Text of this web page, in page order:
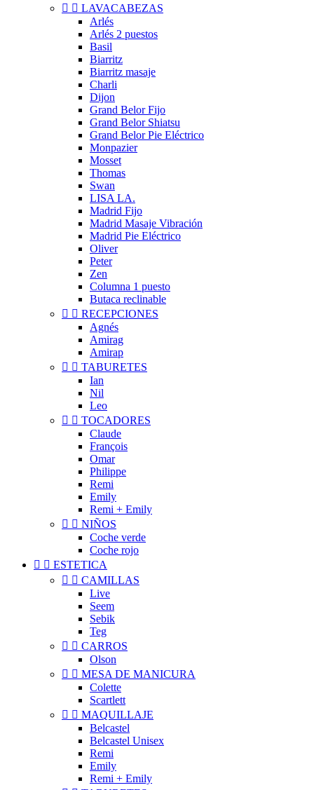
  LAVACABEZAS
Arlés
Arlés 2 puestos
Basil
Biarritz
Biarritz masaje
Charli
Dijon
Grand Belor Fijo
Grand Belor Shiatsu
Grand Belor Pie Eléctrico
Monpazier
Mosset
Thomas
Swan
LISA LA.
Madrid Fijo
Madrid Masaje Vibración
Madrid Pie Eléctrico
Oliver
Peter
Zen
Columna 1 puesto
Butaca reclinable
  RECEPCIONES
Agnés
Amirag
Amirap
  TABURETES
Ian
Nil
Leo
  TOCADORES
Claude
François
Omar
Philippe
Remi
Emily
Remi + Emily
  NIÑOS
Coche verde
Coche rojo
  ESTETICA
  CAMILLAS
Live
Seem
Sebik
Teg
  CARROS
Olson
  MESA DE MANICURA
Colette
Scartlett
  MAQUILLAJE
Belcastel
Belcastel Unisex
Remi
Emily
Remi + Emily